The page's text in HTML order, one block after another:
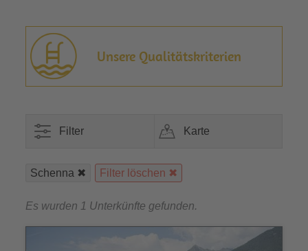
Unsere Qualitätskriterien
Filter Karte
Schenna Filter löschen
Es wurden 1 Unterkünfte gefunden.